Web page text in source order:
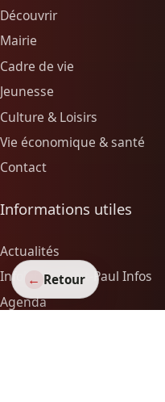
← Retour
Découvrir
Mairie
Cadre de vie
Jeunesse
Culture & Loisirs
Vie économique & santé
Contact
Informations utiles
Actualités
Infolettre Saint-Paul Infos
Agenda